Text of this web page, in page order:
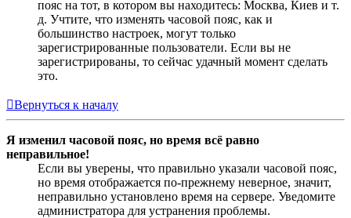
пояс на тот, в котором вы находитесь: Москва, Киев и т.
д. Учтите, что изменять часовой пояс, как и
большинство настроек, могут только
зарегистрированные пользователи. Если вы не
зарегистрированы, то сейчас удачный момент сделать
это.
Вернуться к началу
Я изменил часовой пояс, но время всё равно
неправильное!
Если вы уверены, что правильно указали часовой пояс,
но время отображается по-прежнему неверное, значит,
неправильно установлено время на сервере. Уведомите
администратора для устранения проблемы.